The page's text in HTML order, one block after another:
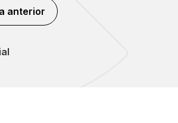
anterior